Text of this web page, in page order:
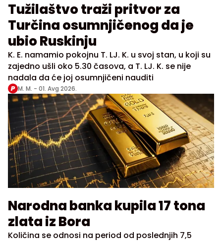
Tužilaštvo traži pritvor za
Turčina osumnjičenog da je
ubio Ruskinju
K. E. namamio pokojnu T. LJ. K. u svoj stan, u koji su
zajedno ušli oko 5.30 časova, a T. LJ. K. se nije
nadala da će joj osumnjičeni nauditi
M. M. - 01. Avg 2026.
Narodna banka kupila 17 tona
zlata iz Bora
Količina se odnosi na period od poslednjih 7,5